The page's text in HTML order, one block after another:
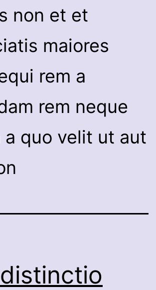
non et et
maiores
rem a
rem neque
a quo velit ut aut